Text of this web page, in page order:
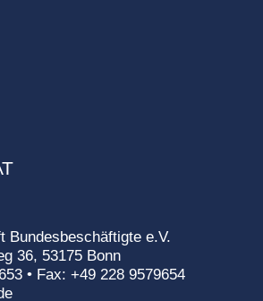
Bundesbeschäftigte e.V.
36, 53175 Bonn
• Fax: +49 228 9579654